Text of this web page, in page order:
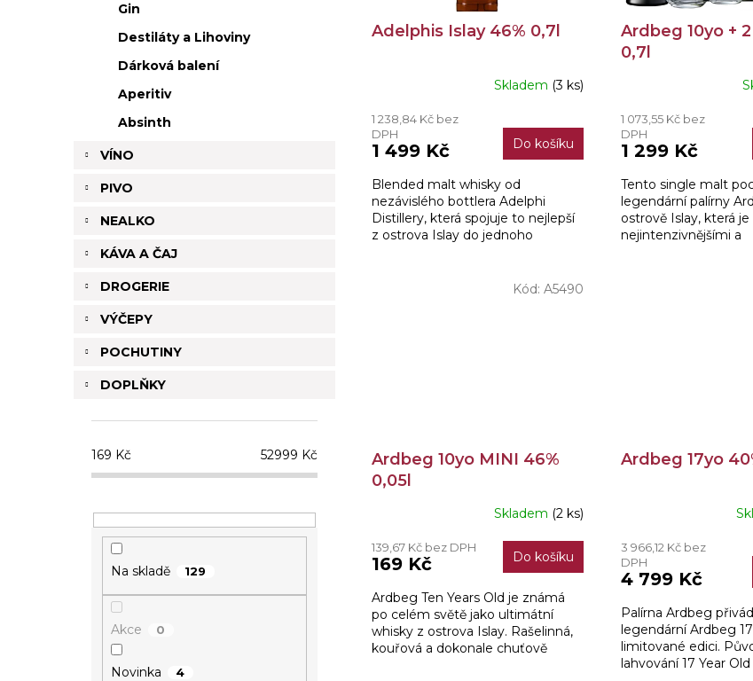
Gin
Destiláty a Lihoviny
Dárková balení
Aperitiv
Absinth
VÍNO
PIVO
NEALKO
KÁVA A ČAJ
DROGERIE
VÝČEPY
POCHUTINY
DOPLŇKY
169 Kč 52999 Kč
Na skladě 129
Akce 0
Novinka 4
Adelphis Islay 46% 0,7l
Skladem (3 ks)
1 238,84 Kč bez
DPH
1 499 Kč Do košíku
Blended malt whisky od
nezávislého bottlera Adelphi
Distillery, která spojuje to nejlepší
z ostrova Islay do jednoho
Ardbeg 10yo +
0,7l
1 073,55 Kč bez
DPH
1 299 Kč
Tento single malt
legendární palírny
ostrově Islay, která je
nejintenzivnějšími a
Ardbeg 10yo MINI 46%
0,05l
Skladem (2 ks)
139,67 Kč bez DPH
169 Kč Do košíku
Ardbeg Ten Years Old je známá
po celém světě jako ultimátní
whisky z ostrova Islay. Rašelinná,
kouřová a dokonale chuťově
Kód: A5490
Ardbeg 17yo
3 966,12 Kč bez
DPH
4 799 Kč
Palírna Ardbeg
legendární Ardbeg
limitované edici.
lahvování 17 Year